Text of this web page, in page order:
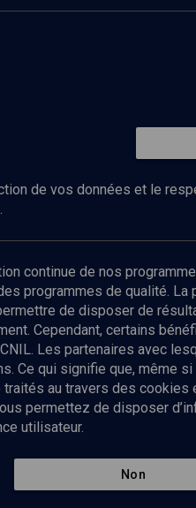
Abonnez-vous
de vos données et le
continue de nos
programmes de qualité.
de disposer de
Cependant, certains
Les partenaires avec
Ce qui signifie que, même
au travers des
permettez de disposer
utilisateur.
Non